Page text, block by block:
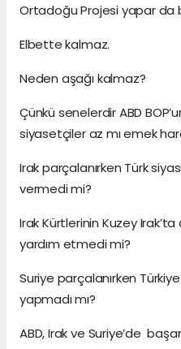
Ortadoğu Projesi yapar da
Elbette kalmaz.
Neden aşağı kalmaz?
Çünkü senelerdir ABD
siyasetçiler az mı emek
Irak parçalanırken Türk
vermedi mi?
Irak Kürtlerinin Kuzey
yardım etmedi mi?
Suriye parçalanırken Türkiye
yapmadı mı?
ABD, Irak ve Suriye’de